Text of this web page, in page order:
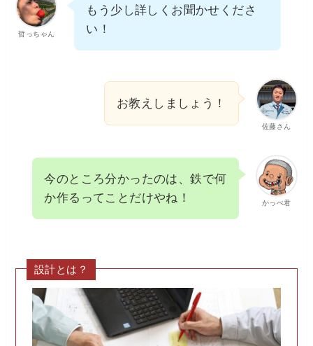
哲っちゃん
もう少し詳しくお聞かせくださ
い！
佐藤さん
お教えしましょう！
かっぺ君
今のところ分かったのは、鉄で何
か作るってことだけやね！
設計とは？